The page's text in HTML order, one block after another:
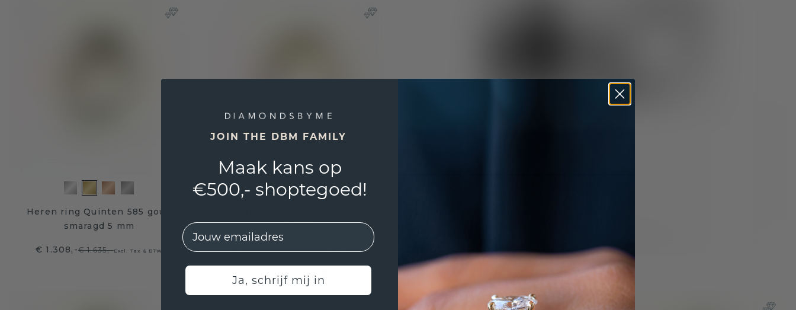
Heren ring Quinten 585 goud
smaragd 5 mm
€ 1.308,-€ 1.635,-Excl. Tax & BTW
3 mm
€ 2.151,19€ 2.689,-Excl. Tax & BTW
Gegarandeerd de laagste prijs
JOIN THE DBM FAMILY
Maak kans op
€500,- shoptegoed!
EMail
Ja, schrijf mij in